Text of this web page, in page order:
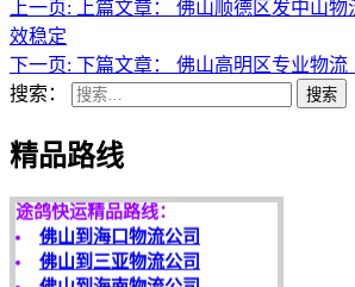
上一页: 上篇文章：
佛山顺德区发中山物
效稳定
下一页: 下篇文章：
佛山高明区专业物流
搜索：
搜索
精品路线
天开地辟宏基，
途鸽快运精品路线：
佛山到海口物流公司
佛山到三亚物流公司
佛山到海南物流公司
佛山到南宁物流公司